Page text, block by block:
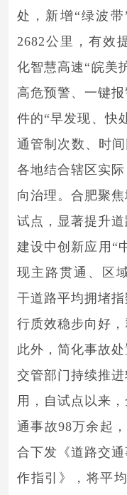
处，新增“绿波带
2682公里，有效
化智慧高速“皖美
高危预警、一键
件的“早发现、快
通管制次数、时
各地结合辖区实
向治理。合肥聚
试点，显著提升
建设中创新应用“
现主路贯通、区
干道路平均拥堵
行质效稳步向好
此外，简化事故
交管部门持续推
用，自试点以来
通事故98万余起
合下发《道路交
作指引》，将平